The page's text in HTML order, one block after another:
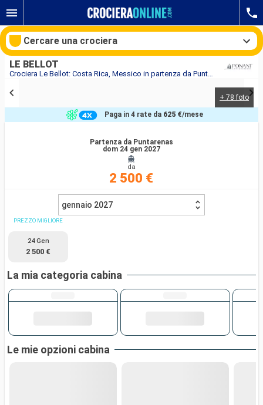
Crociera Le Bellot: Costa Rica, Messico in partenza da Puntarenas
LE BELLOT
+ 78 foto
Partenza da Puntarenas
dom 24 gen 2027
da
2 500 €
Paga in 4 rate da625 €/mese
gennaio 2027
PREZZO MIGLIORE
24 Gen
2 500 €
La mia categoria cabina
Le mie opzioni cabina
Cercare una crociera
Le nostre destinazioni